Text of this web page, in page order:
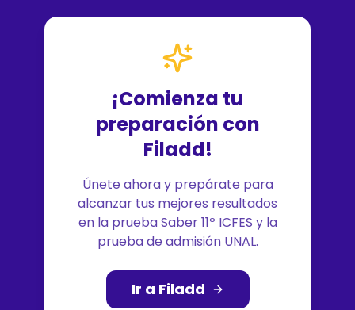
¡Comienza tu
preparación con
Filadd!
Únete ahora y prepárate para
alcanzar tus mejores resultados
en la prueba Saber 11º ICFES y la
prueba de admisión UNAL.
Ir a Filadd